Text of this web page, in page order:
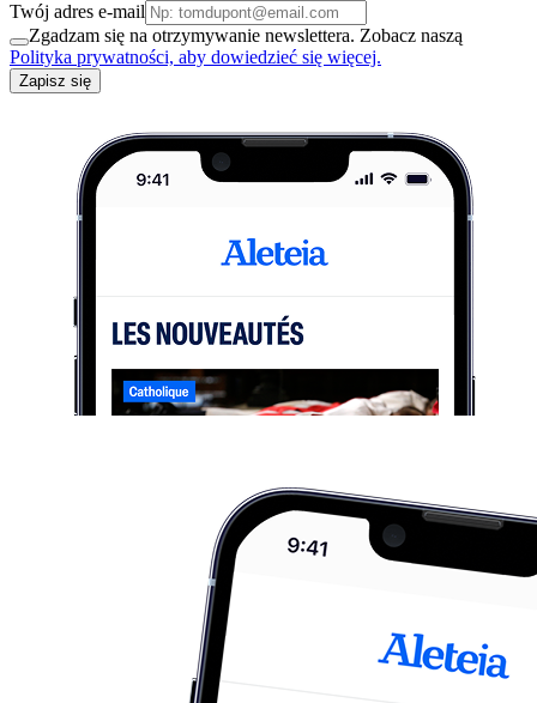
Twój adres e-mail
Zgadzam się na otrzymywanie newslettera. Zobacz naszą
Polityka prywatności, aby dowiedzieć się więcej.
Zapisz się